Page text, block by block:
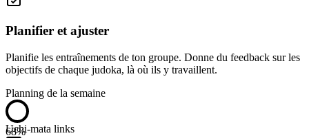
Planifier et ajuster
Planifie les entraînements de ton groupe. Donne du feedback sur les
objectifs de chaque judoka, là où ils y travaillent.
Planning de la semaine
68%
Uchi-mata links